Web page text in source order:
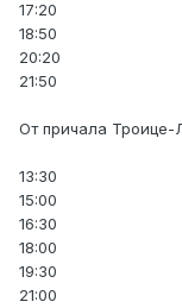
17:20
18:50
20:20
21:50
От причала Троице-
13:30
15:00
16:30
18:00
19:30
21:00